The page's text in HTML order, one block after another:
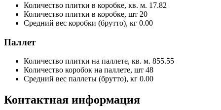
Количество плитки в коробке, кв. м. 17.82
Количество плитки в коробке, шт 20
Средний вес коробки (брутто), кг 0.00
Паллет
Количество плитки на паллете, кв. м. 855.55
Количество коробок на паллете, шт 48
Средний вес паллеты (брутто), кг 0.00
Контактная информация